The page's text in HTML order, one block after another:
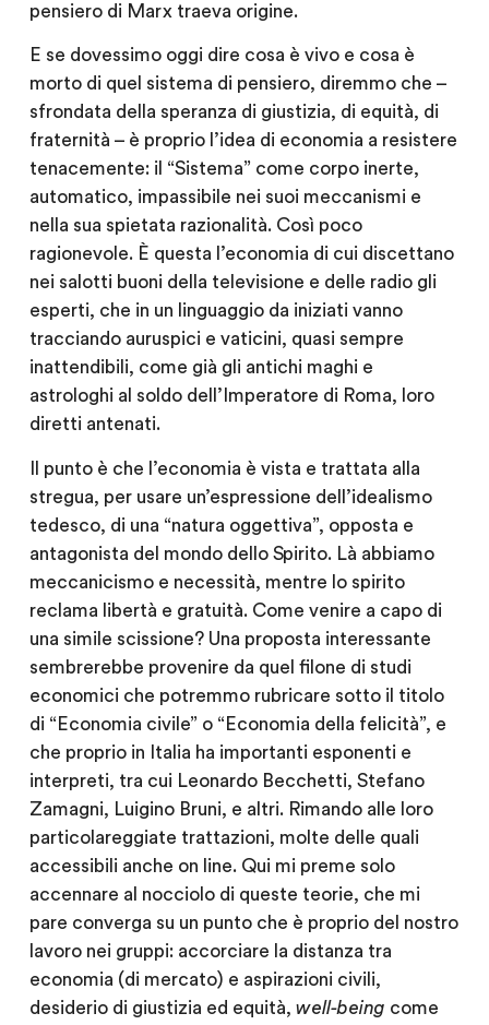
pensiero di Marx traeva origine.
E se dovessimo oggi dire cosa è vivo e cosa è
morto di quel sistema di pensiero, diremmo che –
sfrondata della speranza di giustizia, di equità, di
fraternità – è proprio l’idea di economia a resistere
tenacemente: il “Sistema” come corpo inerte,
automatico, impassibile nei suoi meccanismi e
nella sua spietata razionalità. Così poco
ragionevole. È questa l’economia di cui discettano
nei salotti buoni della televisione e delle radio gli
esperti, che in un linguaggio da iniziati vanno
tracciando auruspici e vaticini, quasi sempre
inattendibili, come già gli antichi maghi e
astrologhi al soldo dell’Imperatore di Roma, loro
diretti antenati.
Il punto è che l’economia è vista e trattata alla
stregua, per usare un’espressione dell’idealismo
tedesco, di una “natura oggettiva”, opposta e
antagonista del mondo dello Spirito. Là abbiamo
meccanicismo e necessità, mentre lo spirito
reclama libertà e gratuità. Come venire a capo di
una simile scissione? Una proposta interessante
sembrerebbe provenire da quel filone di studi
economici che potremmo rubricare sotto il titolo
di “Economia civile” o “Economia della felicità”, e
che proprio in Italia ha importanti esponenti e
interpreti, tra cui Leonardo Becchetti, Stefano
Zamagni, Luigino Bruni, e altri. Rimando alle loro
particolareggiate trattazioni, molte delle quali
accessibili anche on line. Qui mi preme solo
accennare al nocciolo di queste teorie, che mi
pare converga su un punto che è proprio del nostro
lavoro nei gruppi: accorciare la distanza tra
economia (di mercato) e aspirazioni civili,
desiderio di giustizia ed equità, well-being come